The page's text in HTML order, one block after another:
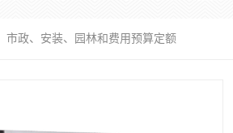
市政、安装、园林和费用预算定额